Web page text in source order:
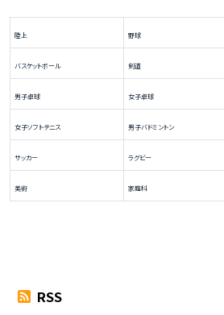
陸上 野球
バスケットボール 剣道
男子卓球 女子卓球
女子ソフトテニス 男子バドミントン
サッカー ラグビー
美術 家庭科
RSS